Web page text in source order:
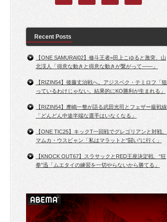
Recent Posts
【ONE SAMURAI02】修斗王者=田上こゆると激突、山
北渓人「得意な動きと得意な動きが繋がって――」
【RIZIN54】後藤丈治戦へ。アジスベク・テミロフ「狙
っているわけじゃない。結果的にKO勝利が生まれる」
【RIZIN54】摩嶋一整が語る武田光司とフェザー級戦線
「どんどん中途半端な選手はいなくなる」
【ONE TIC25】キックT一回戦でグレゴリアンと対戦、
マムカ・ウスビャン「私はマラットと“闘い”に行く」
【KNOCK OUT67】スラサックとRED王座決定戦、“狂
拳”迅「ムエタイの練習を一切やらないから勝てる」